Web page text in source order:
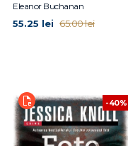
Eleanor Buchanan
55.25 lei 65.00 lei
-40%